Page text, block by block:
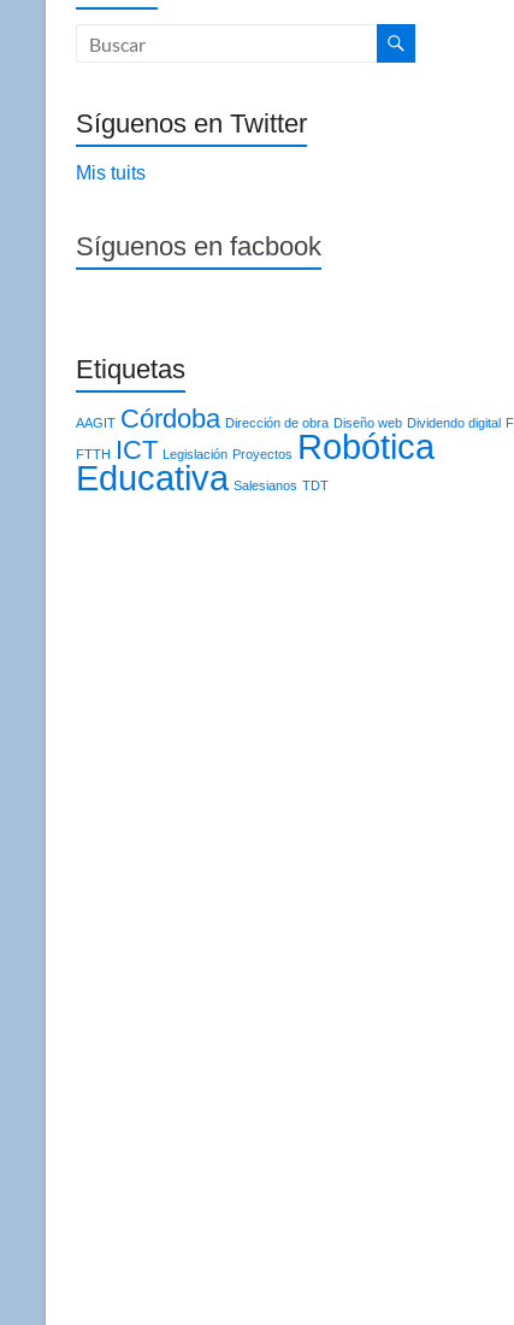
Síguenos en Twitter
Mis tuits
Síguenos en facbook
Etiquetas
AAGIT Córdoba Dirección de obra Diseño web Dividendo digital
FTTH ICT Legislación Proyectos Robótica
Educativa Salesianos TDT